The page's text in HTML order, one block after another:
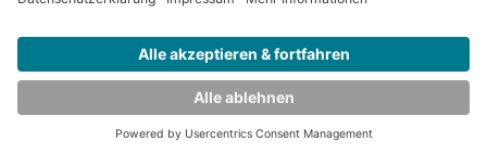
Entwickelt durchJOBIQO